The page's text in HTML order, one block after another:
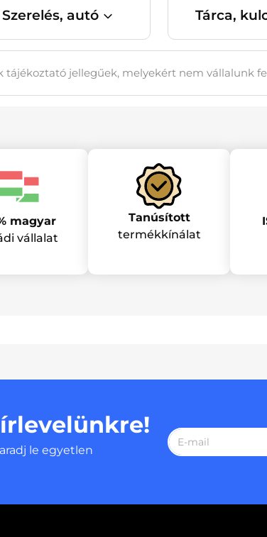
Szerelés, autó Tárca,
jellegűek, melyekért nem vállalunk
magyar
vállalat
Tanúsított
termékkínálat
le egyetlen